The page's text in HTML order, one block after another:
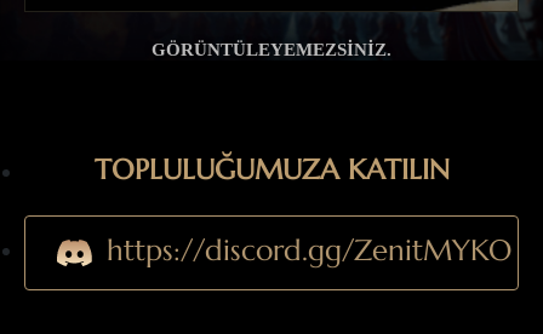
GÖRÜNTÜLEYEMEZSINIZ.
TOPLULUĞUMUZA KATILIN
https://discord.gg/ZenitMYKO